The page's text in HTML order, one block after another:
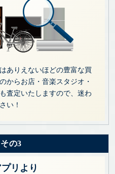
ありえないほどの豊富な買
からお店・音楽スタジオ・
査定いたしますので、迷わ
い！
の3
リより